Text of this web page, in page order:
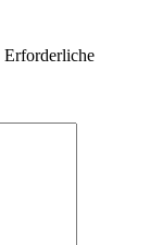
Erforderliche